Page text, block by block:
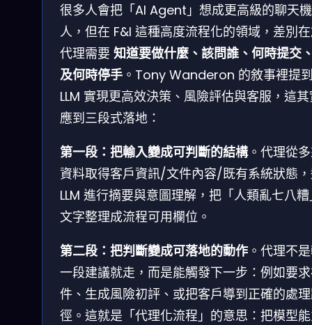
很多人會把「AI Agent」想成更高級的聊天
人，但在 F&I 這種高度流程化的領域，差別
代理需要 知道要做什麼、該問誰、何時提交
及何時停手 。Tony Wanderon 的敘事裡提
LLM 實現更高效決策、風險評估與客服，這
應到三段式落地：
第一段：把輸入變成可判斷的結構。代理從
資料取得客戶資訊/文件內容/既有系統狀態
LLM 進行摘要與意圖理解，把「人類亂七八
文字整理成流程可用欄位。
第二段：把判斷變成可落地的動作 。代理不
一段建議就走，而是能觸發下一步：例如要
件、生成風險初評、或把客戶導到正確的處
徑。這就是「代理化流程」的意思：把模型